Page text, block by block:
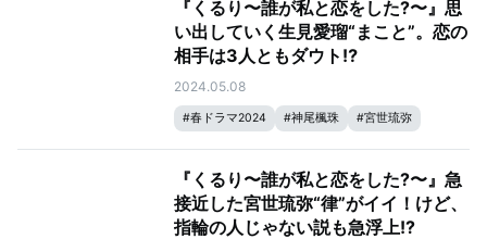
『くるり〜誰が私と恋をした?〜』思
い出していく生見愛瑠“まこと”。恋の
相手は3人ともダウト⁉️
2024.05.08
#春ドラマ2024 #神尾楓珠 #宮世琉弥
『くるり〜誰が私と恋をした?〜』急
接近した宮世琉弥“律”がイイ！けど、
指輪の人じゃない説も急浮上!?